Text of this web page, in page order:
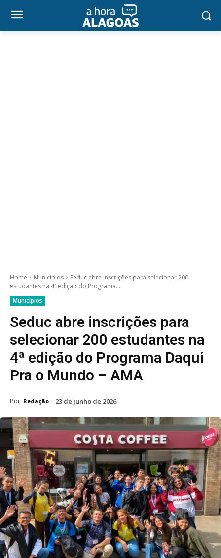
Home Municípios
Seduc abre inscrições para selecionar 200
estudantes na 4ª edição do Programa...
Municípios
Seduc abre inscrições para
selecionar 200 estudantes na
4ª edição do Programa Daqui
Pra o Mundo – AMA
Por: Redação 23 de junho de 2026